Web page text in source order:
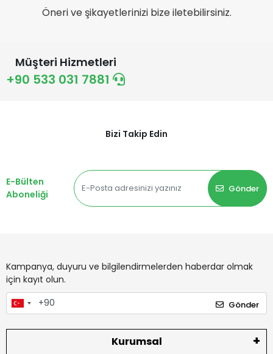
Öneri ve şikayetlerinizi bize iletebilirsiniz.
Müşteri Hizmetleri
+90 533 031 7881
Bizi Takip Edin
E-Bülten
Aboneliği
Gönder
Kampanya, duyuru ve bilgilendirmelerden haberdar olmak
için kayıt olun.
Gönder
Kurumsal